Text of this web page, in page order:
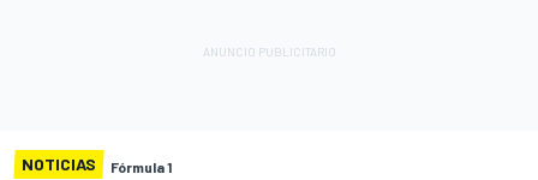
NOTICIAS Fórmula 1